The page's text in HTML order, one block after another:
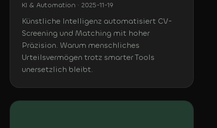
KI & Automation · 2025-11-19
Künstliche Intelligenz automatisiert CV-
Screening und Matching mit hoher
Präzision. Warum menschliches
Urteilsvermögen trotz smarter Tools
unersetzlich bleibt.